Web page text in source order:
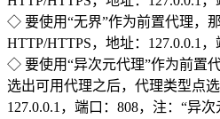
◇ 要使用“无界”作为前置代理，
HTTP/HTTPS，地址：127.0.0.1，
◇ 要使用“异次元代理”作为前置
选出可用代理之后，代理类型点选
127.0.0.1，端口：808，注：“异